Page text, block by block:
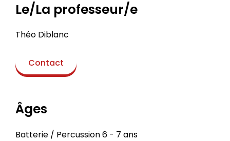
Le/La professeur/e
Théo Diblanc
Contact
Âges
Batterie / Percussion 6 - 7 ans